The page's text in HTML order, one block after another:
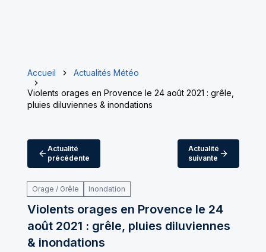
Accueil
Actualités Météo
Violents orages en Provence le 24 août 2021 : grêle,
pluies diluviennes & inondations
Actualité
précédente
Actualité
suivante
Orage / Grêle Inondation
Violents orages en Provence le 24
août 2021 : grêle, pluies diluviennes
& inondations